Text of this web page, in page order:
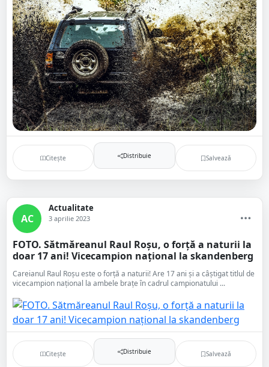
Citește Distribuie Salvează
AC
Actualitate
3 aprilie 2023
FOTO. Sătmăreanul Raul Roșu, o forță a naturii la
doar 17 ani! Vicecampion național la skandenberg
Careianul Raul Roșu este o forță a naturii! Are 17 ani și a câștigat titlul de
vicecampion național la ambele brațe în cadrul campionatului ...
Citește Distribuie Salvează